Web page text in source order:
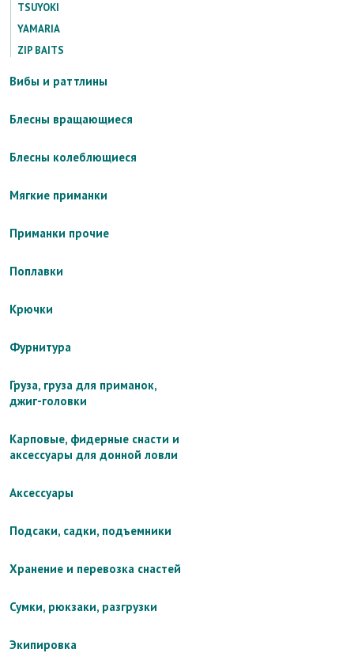
TSUYOKI
YAMARIA
ZIP BAITS
Вибы и раттлины
Блесны вращающиеся
Блесны колеблющиеся
Мягкие приманки
Приманки прочие
Поплавки
Крючки
Фурнитура
Груза, груза для приманок,
джиг-головки
Карповые, фидерные снасти и
аксессуары для донной ловли
Аксессуары
Подсаки, садки, подъемники
Хранение и перевозка снастей
Сумки, рюкзаки, разгрузки
Экипировка